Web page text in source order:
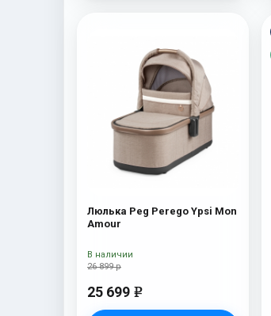
Люлька Peg Perego Ypsi Mon
Amour
26 899 р
25 699 e
В наличии